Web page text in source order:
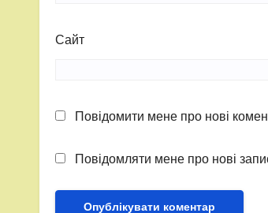
Сайт
Повідомити мене про нові
Повідомляти мене про нові